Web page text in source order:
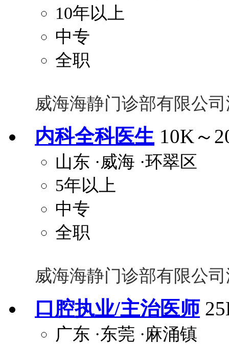
定期团建 节日福利
解决户口
员工旅游
10年以上
中专
全职
威海海静门诊部有限公
内科全科医生 10K～
山东 ·威海 ·环翠区
5年以上
中专
全职
威海海静门诊部有限公
口腔执业/主治医师
广东 ·东莞 ·麻涌镇